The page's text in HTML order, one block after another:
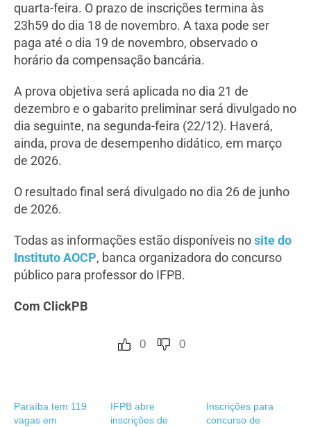
quarta-feira. O prazo de inscrições termina às
23h59 do dia 18 de novembro. A taxa pode ser
paga até o dia 19 de novembro, observado o
horário da compensação bancária.
A prova objetiva será aplicada no dia 21 de
dezembro e o gabarito preliminar será divulgado no
dia seguinte, na segunda-feira (22/12). Haverá,
ainda, prova de desempenho didático, em março
de 2026.
O resultado final será divulgado no dia 26 de junho
de 2026.
Todas as informações estão disponíveis nosite do
Instituto AOCP, banca organizadora do concurso
público para professor do IFPB.
Com ClickPB
0 0
Paraíba tem 119
vagas em
IFPB abre
inscrições de
Inscrições para
concurso de